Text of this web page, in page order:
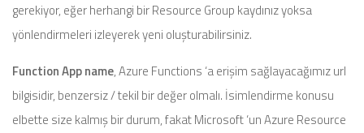
gerekiyor, eğer herhangi bir Resource Group kaydınız yoksa
yönlendirmeleri izleyerek yeni oluşturabilirsiniz.
Function App name, Azure Functions ‘a erişim sağlayacağımız url
bilgisidir, benzersiz / tekil bir değer olmalı. İsimlendirme konusu
elbette size kalmış bir durum, fakat Microsoft ‘un Azure Resource